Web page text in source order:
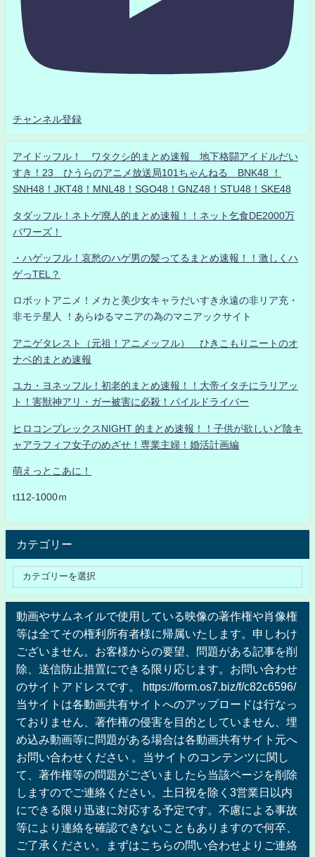
チャンネル登録
アイドッフル！ ワタクシ的まとめ速報 地下格闘アイドルだい
すき！23 ひうらのアニメ放送局101ちゃんねる BNK48 ！
SNH48！JKT48！MNL48！SGO48！GNZ48！STU48！SKE48
タダッフル！ネトゲ廃人的まとめ速報！！ネット乞食DE2000万
パワーズ！
・ハゲッフル！哀愁のハゲ男の髪ってるまとめ速報！！激しくハ
ゲっTEL？
ロボットアニメ！メカと美少女キャラだいすき永遠の非リア充・
非モテ星人 ！あらゆるマニアの為のマニアックサイト
アニゲタレスト（元祖！アニメッフル） ひきこもりニートのオ
ナベ的まとめ速報
ユカ・ヨネッフル！初老的まとめ速報！！大帝イタチにラリアッ
ト！害獣神アリ・ガー被害に必殺！パイルドライバー
ヒロコンプレックスNIGHT 的まとめ速報！！子供が欲しいど陰キ
ャアラフィフ女子のめざせ！専業主婦！婚活計画編
萌えっとこあに！
t112-1000ｍ
カテゴリー
動画やサムネイルで使用している映像の著作権や肖像権
等は全てその権利所有者様に帰属いたします。申しわけ
ございません。お客様からの要望、問題がある記事を削
除、送信防止措置にできる限り応じます。お問い合わせ
のサイトアドレスです。 https://form.os7.biz/f/c82c6596/
当サイトは各動画共有サイトへのアップロードは行なっ
ておりません、著作権の侵害を目的としていません、埋
め込み動画等に問題がある場合は各動画共有サイト元へ
お問い合わせください 。当サイトのコンテンツに関し
て、著作権等の問題がございましたら当該ページを削除
しますのでご連絡ください。土日祝を除く3営業日以内
にできる限り迅速に対応する予定です。不慮による事故
等により連絡を確認できないこともありますので何卒、
ご了承ください。まずはこちらの問い合わせよりご連絡